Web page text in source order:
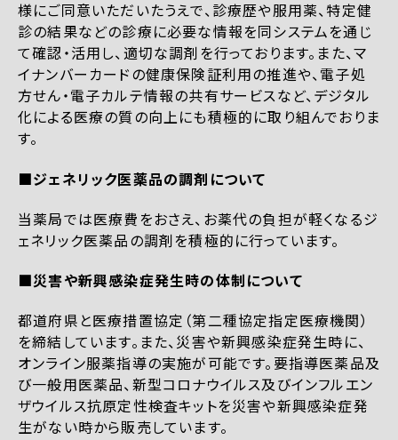
様にご同意いただいたうえで、診療歴や服用薬、特定健
診の結果などの診療に必要な情報を同システムを通じ
て確認・活用し、適切な調剤を行っております。また、マ
イナンバーカードの健康保険証利用の推進や、電子処
方せん・電子カルテ情報の共有サービスなど、デジタル
化による医療の質の向上にも積極的に取り組んでおりま
す。
■ジェネリック医薬品の調剤について
当薬局では医療費をおさえ、お薬代の負担が軽くなるジ
ェネリック医薬品の調剤を積極的に行っています。
■災害や新興感染症発生時の体制について
都道府県と医療措置協定（第二種協定指定医療機関）
を締結しています。また、災害や新興感染症発生時に、
オンライン服薬指導の実施が可能です。要指導医薬品及
び一般用医薬品、新型コロナウイルス及びインフルエン
ザウイルス抗原定性検査キットを災害や新興感染症発
生がない時から販売しています。